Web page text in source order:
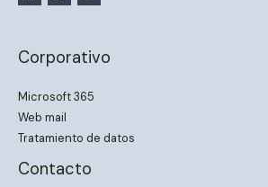
Corporativo
Microsoft 365
Web mail
Tratamiento de datos
Contacto